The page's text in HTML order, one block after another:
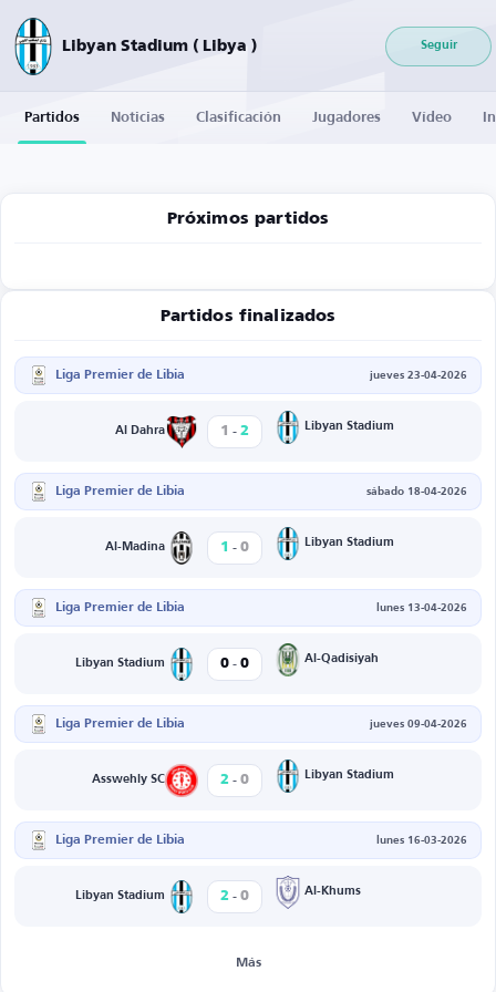
Libyan Stadium ( Libya ) Seguir
Partidos Noticias Clasificación Jugadores Vídeo
Próximos partidos
Partidos finalizados
Liga Premier de Libia jueves 23-04-2026
Al Dahra 1 - 2 Libyan Stadium
Liga Premier de Libia sábado 18-04-2026
Al-Madina 1 - 0 Libyan Stadium
Liga Premier de Libia lunes 13-04-2026
Libyan Stadium 0 - 0 Al-Qadisiyah
Liga Premier de Libia jueves 09-04-2026
Asswehly SC 2 - 0 Libyan Stadium
Liga Premier de Libia lunes 16-03-2026
Libyan Stadium 2 - 0 Al-Khums
Más